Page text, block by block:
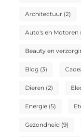
Architectuur(2)
Auto's en Motoren
Beauty en
Blog (3)
Dieren (2)
Energie(5)
Gezondheid (9)